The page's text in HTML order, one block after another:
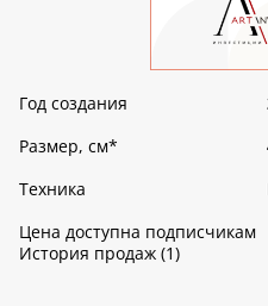
Год создания
Размер, см*
Техника
Цена доступна подписчикам
История продаж (1)